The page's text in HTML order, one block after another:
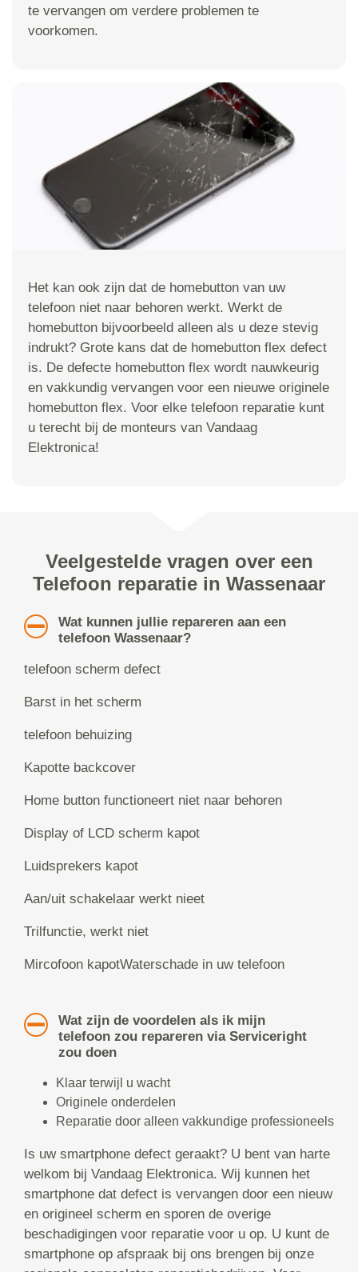
te vervangen om verdere problemen te
voorkomen.
Het kan ook zijn dat de homebutton van uw
telefoon niet naar behoren werkt. Werkt de
homebutton bijvoorbeeld alleen als u deze stevig
indrukt? Grote kans dat de homebutton flex defect
is. De defecte homebutton flex wordt nauwkeurig
en vakkundig vervangen voor een nieuwe originele
homebutton flex. Voor elke telefoon reparatie kunt
u terecht bij de monteurs van Vandaag
Elektronica!
Veelgestelde vragen over een
Telefoon reparatie in Wassenaar
Wat kunnen jullie repareren aan een
telefoon Wassenaar?
telefoon scherm defect
Barst in het scherm
telefoon behuizing
Kapotte backcover
Home button functioneert niet naar behoren
Display of LCD scherm kapot
Luidsprekers kapot
Aan/uit schakelaar werkt nieet
Trilfunctie, werkt niet
Mircofoon kapotWaterschade in uw telefoon
Wat zijn de voordelen als ik mijn
telefoon zou repareren via Serviceright
zou doen
Klaar terwijl u wacht
Originele onderdelen
Reparatie door alleen vakkundige professioneels
Is uw smartphone defect geraakt? U bent van harte
welkom bij Vandaag Elektronica. Wij kunnen het
smartphone dat defect is vervangen door een nieuw
en origineel scherm en sporen de overige
beschadigingen voor reparatie voor u op. U kunt de
smartphone op afspraak bij ons brengen bij onze